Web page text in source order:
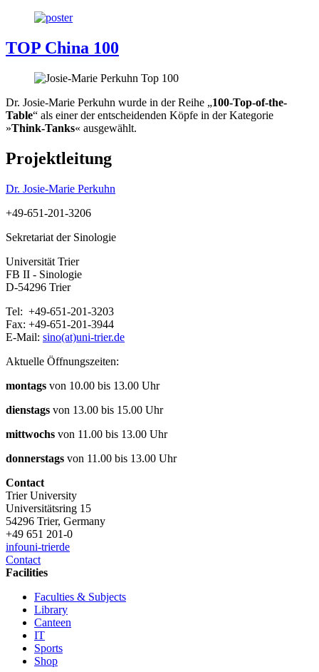
TOP China 100
Dr. Josie-Marie Perkuhn wurde in der Reihe „100-Top-of-the-
Table“ als einer der entscheidenden Köpfe in der Kategorie
»Think-Tanks« ausgewählt.
Projektleitung
Dr. Josie-Marie Perkuhn
+49-651-201-3206
Sekretariat der Sinologie
Universität Trier
FB II - Sinologie
D-54296 Trier
Tel: +49-651-201-3203
Fax: +49-651-201-3944
E-Mail: sino(at)uni-trier.de
Aktuelle Öffnungszeiten:
montags von 10.00 bis 13.00 Uhr
dienstags von 13.00 bis 15.00 Uhr
mittwochs von 11.00 bis 13.00 Uhr
donnerstags von 11.00 bis 13.00 Uhr
Contact
Trier University
Universitätsring 15
54296 Trier, Germany
+49 651 201-0
infouni-trierde
Contact
Facilities
Faculties & Subjects
Library
Canteen
IT
Sports
Shop